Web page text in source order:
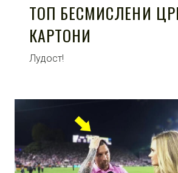
ТОП БЕСМИСЛЕНИ
КАРТОНИ
Лудост!